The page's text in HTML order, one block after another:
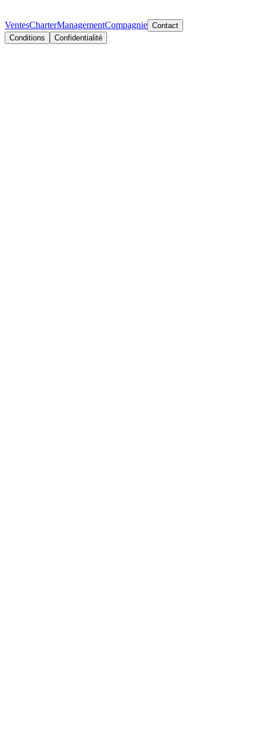
VentesCharterManagementCompagnie Contact
Conditions
Confidentialité